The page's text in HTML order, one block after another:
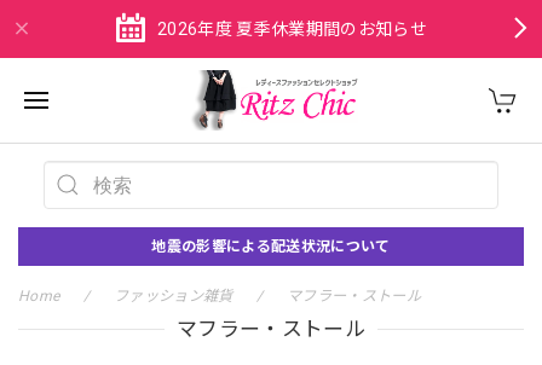
2026年度 夏季休業期間のお知らせ
地震の影響による配送状況について
Home ファッション雑貨 マフラー・ストール
マフラー・ストール